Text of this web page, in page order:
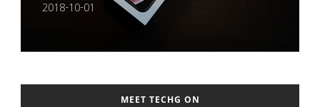
2018-10-01
MEET TECHG ON